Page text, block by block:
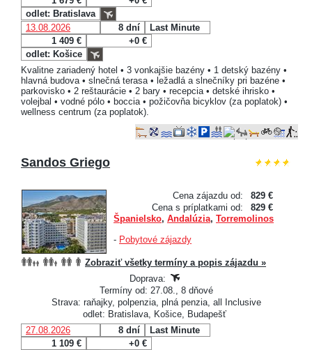
odlet: Bratislava
13.08.2026
8 dní
Last Minute
1 409 €
+0 €
odlet: Košice
Kvalitne zariadený hotel • 3 vonkajšie bazény • 1 detský bazény •
hlavná budova • slnečná terasa • ležadlá a slnečníky pri bazéne •
parkovisko • 2 reštaurácie • 2 bary • recepcia • detské ihrisko •
volejbal • vodné pólo • boccia • požičovňa bicyklov (za poplatok) •
wellness centrum (za poplatok).
Sandos Griego
Cena zájazdu od:
829 €
Cena s príplatkami od:
829 €
Španielsko, Andalúzia, Torremolinos
- Pobytové zájazdy
Zobraziť všetky termíny a popis zájazdu »
Doprava:
Termíny od: 27.08., 8 dňové
Strava: raňajky, polpenzia, plná penzia, all Inclusive
odlet: Bratislava, Košice, Budapešť
27.08.2026
8 dní
Last Minute
1 109 €
+0 €